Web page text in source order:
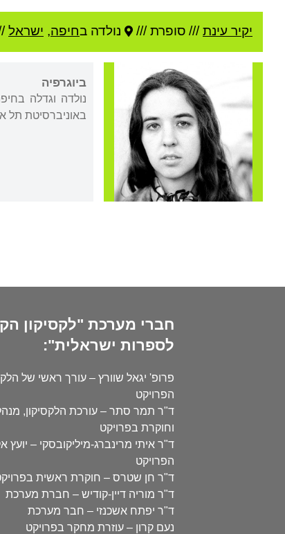
יקיר עינת/// סופרת /// נולדה בחיפה, ישראל
ביוגרפיה
נולדה וגדלה
באוניברסיטת תל
חברי מערכת "לקסיקון
לספרות ישראלית":
פרופ' יגאל שוורץ – עורך ראשי של
הפרויקט
ד"ר תמר סתר – עורכת הלקסיקון,
וחוקרת בפרויקט
ד"ר איתי מרינברג-מיליקובסקי – יועץ
הפרויקט
ד"ר חן שטרס – חוקרת ראשית
ד"ר מוריה דיין-קודיש – חברת מערכת
ד"ר יפתח אשכנזי – חבר מערכת
נעם קרון – עוזרת מחקר בפרויקט